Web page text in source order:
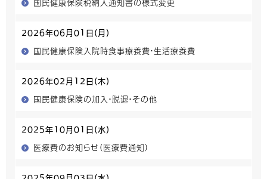
国民健康保険税納入通知書の様式変更
2026年06月01日(月)
国民健康保険入院時食事療養費・生活療養費
2026年02月12日(木)
国民健康保険の加入・脱退・その他
2025年10月01日(水)
医療費のお知らせ（医療費通知）